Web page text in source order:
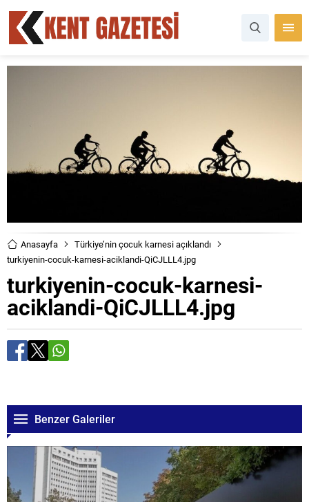
Anasayfa
Türkiye’nin çocuk karnesi açıklandı
turkiyenin-cocuk-karnesi-aciklandi-QiCJLLL4.jpg
turkiyenin-cocuk-karnesi-
aciklandi-QiCJLLL4.jpg
Benzer Galeriler